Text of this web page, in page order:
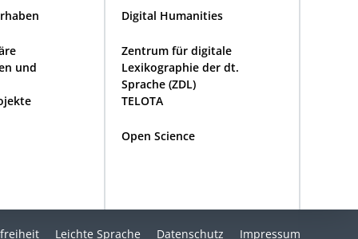
und
Digital Humanities
Zentrum für digitale
Lexikographie der dt.
Sprache (ZDL)
TELOTA
Open Science
Leichte Sprache Datenschutz Impressum